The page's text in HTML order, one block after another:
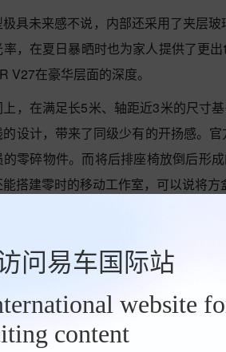
问易车国际站
website
content
极具未来感不说，内部还采用了夹层
率，在夏日暴晒时也为家人提供了更
V27在豪华层面的深度。
上，在满足长5米、轴距近3米的尺寸
的设计，带来了同级少有的开扬感。
的零碎物件。而将后排座椅放倒后形
搭建零时的移动工作室，可以说将